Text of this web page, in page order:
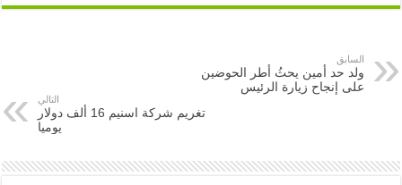
ولد حد أمين يحثُ أطر الحوضين
على إنجاح زيارة الرئيس
تغريم شركة اسنيم 16 ألف دولار